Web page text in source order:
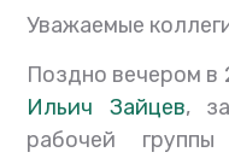
Уважаемые
Поздно вечером в
Ильич Зайцев,
рабочей